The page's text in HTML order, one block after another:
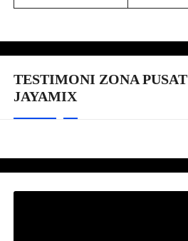
TESTIMONI ZONA PUSAT
JAYAMIX